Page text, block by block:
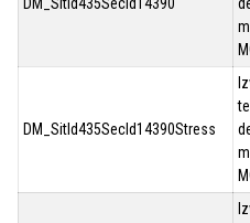
DM_SitId435SecId14390Stress